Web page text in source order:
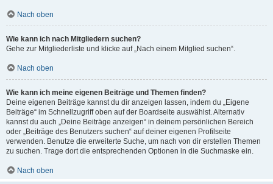
Nach oben
Wie kann ich nach Mitgliedern suchen?
Gehe zur Mitgliederliste und klicke auf „Nach einem Mitglied suchen“.
Nach oben
Wie kann ich meine eigenen Beiträge und Themen finden?
Deine eigenen Beiträge kannst du dir anzeigen lassen, indem du „Eigene
Beiträge“ im Schnellzugriff oben auf der Boardseite auswählst. Alternativ
kannst du auch „Deine Beiträge anzeigen“ in deinem persönlichen Bereich
oder „Beiträge des Benutzers suchen“ auf deiner eigenen Profilseite
verwenden. Benutze die erweiterte Suche, um nach von dir erstellen Themen
zu suchen. Trage dort die entsprechenden Optionen in die Suchmaske ein.
Nach oben